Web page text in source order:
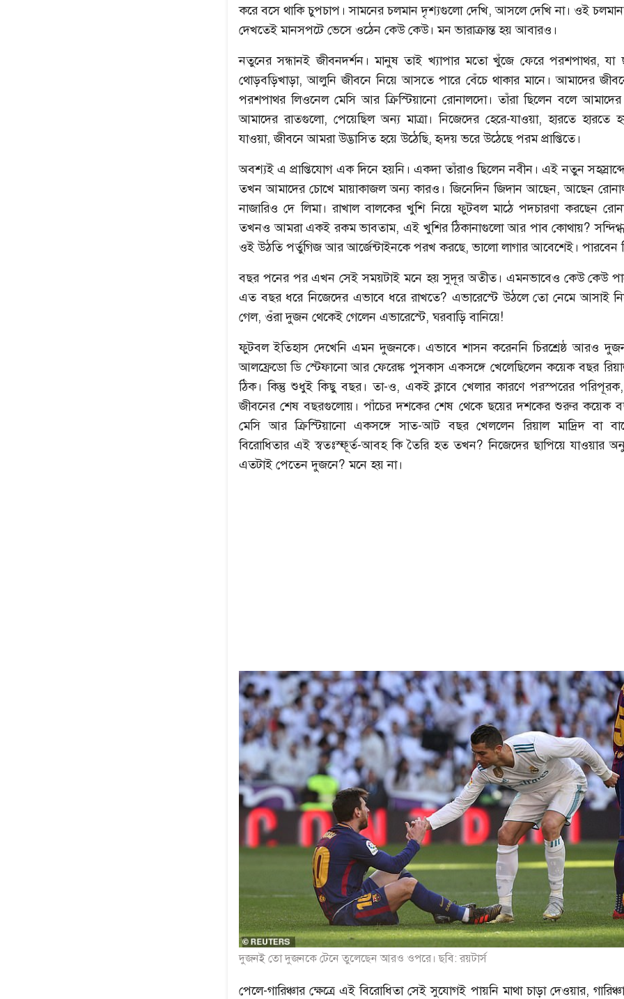
করে বসে থাকি চুপচাপ। সামনের চলমান দৃশ্যগুলো দেখি, আসলে দেখি না। ওই
দেখতেই মানসপটে ভেসে ওঠেন কেউ কেউ। মন ভারাক্রান্ত হয় আবারও।
নতুনের সন্ধানই জীবনদর্শন। মানুষ তাই খ্যাপার মতো খুঁজে ফেরে পরশপাথর, যা
থোড়বড়িখাড়া, আলুনি জীবনে নিয়ে আসতে পারে বেঁচে থাকার মানে। আমাদের
পরশপাথর লিওনেল মেসি আর ক্রিস্টিয়ানো রোনালদো। তাঁরা ছিলেন বলে
আমাদের রাতগুলো, পেয়েছিল অন্য মাত্রা। নিজেদের হেরে-যাওয়া, হারতে হারতে
যাওয়া, জীবনে আমরা উদ্ভাসিত হয়ে উঠেছি, হৃদয় ভরে উঠেছে পরম প্রাপ্তিতে।
অবশ্যই এ প্রাপ্তিযোগ এক দিনে হয়নি। একদা তাঁরাও ছিলেন নবীন। এই নতুন
তখন আমাদের চোখে মায়াকাজল অন্য কারও। জিনেদিন জিদান আছেন, আছেন
নাজারিও দে লিমা। রাখাল বালকের খুশি নিয়ে ফুটবল মাঠে পদচারণা করছেন
তখনও আমরা একই রকম ভাবতাম, এই খুশির ঠিকানাগুলো আর পাব কোথায়?
ওই উঠতি পর্তুগিজ আর আর্জেন্টাইনকে পরখ করছে, ভালো লাগার আবেশেই। পারবেন
বছর পনের পর এখন সেই সময়টাই মনে হয় সুদূর অতীত। এমনভাবেও কেউ কেউ
এত বছর ধরে নিজেদের এভাবে ধরে রাখতে? এভারেস্টে উঠলে তো নেমে আসাই
গেল, ওঁরা দুজন থেকেই গেলেন এভারেস্টে, ঘরবাড়ি বানিয়ে!
ফুটবল ইতিহাস দেখেনি এমন দুজনকে। এভাবে শাসন করেননি চিরশ্রেষ্ঠ আরও
আলফ্রেডো ডি স্টেফানো আর ফেরেঙ্ক পুসকাস একসঙ্গে খেলেছিলেন কয়েক বছর রিয়াল
ঠিক। কিন্তু শুধুই কিছু বছর। তা-ও, একই ক্লাবে খেলার কারণে পরস্পরের
জীবনের শেষ বছরগুলোয়। পাঁচের দশকের শেষ থেকে ছয়ের দশকের শুরুর কয়েক
মেসি আর ক্রিস্টিয়ানো একসঙ্গে সাত-আট বছর খেললেন রিয়াল মাদ্রিদ বা
বিরোধিতার এই স্বতঃস্ফূর্ত-আবহ কি তৈরি হত তখন? নিজেদের ছাপিয়ে যাওয়ার
এতটাই পেতেন দুজনে? মনে হয় না।
দুজনই তো দুজনকে টেনে তুলেছেন আরও ওপরে। ছবি: রয়টার্স
পেলে-গারিঞ্চার ক্ষেত্রে এই বিরোধিতা সেই সুযোগই পায়নি মাথা চাড়া দেওয়ার,